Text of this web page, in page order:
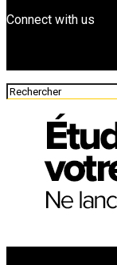
Connect with us